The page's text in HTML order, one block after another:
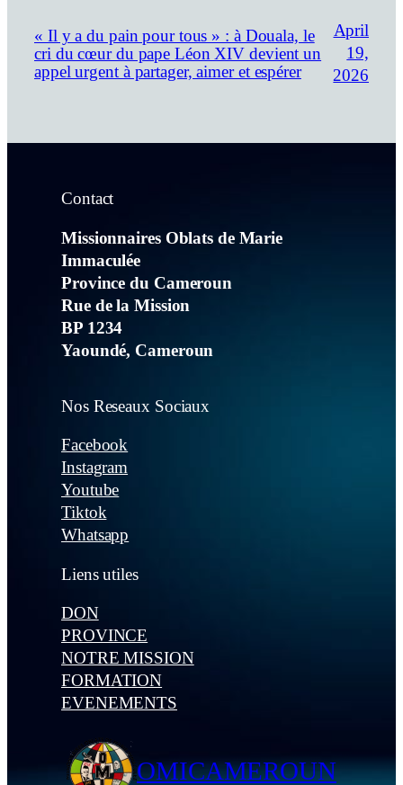
« Il y a du pain pour tous » : à Douala, le
cri du cœur du pape Léon XIV devient un
appel urgent à partager, aimer et espérer
April
19,
2026
Contact
Missionnaires Oblats de Marie
Immaculée
Province du Cameroun
Rue de la Mission
BP 1234
Yaoundé, Cameroun
Nos Reseaux Sociaux
Facebook
Instagram
Youtube
Tiktok
Whatsapp
Liens utiles
DON
PROVINCE
NOTRE MISSION
FORMATION
EVENEMENTS
OMICAMEROUN